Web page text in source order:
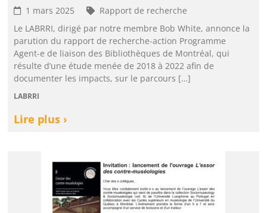
1 mars 2025
Rapport de recherche
Le LABRRI, dirigé par notre membre Bob White, annonce la
parution du rapport de recherche-action Programme
Agent-e de liaison des Bibliothèques de Montréal, qui
résulte d’une étude menée de 2018 à 2022 afin de
documenter les impacts, sur le parcours […]
LABRRI
Lire plus ›